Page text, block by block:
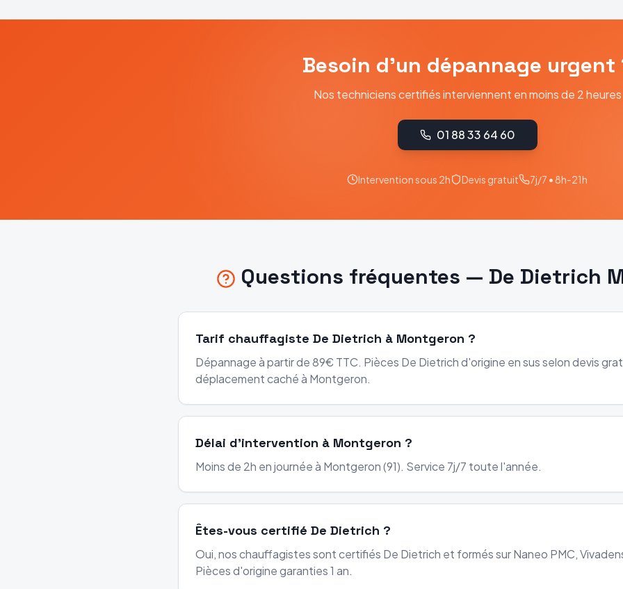
Besoin d'un dépannage urgent
Nos techniciens certifiés interviennent en moins de 2 heures
01 88 33 64 60
Intervention sous 2h Devis gratuit 7j/7 • 8h-21h
Questions fréquentes — De Dietrich
Tarif chauffagiste De Dietrich à Montgeron ?
Dépannage à partir de 89€ TTC. Pièces De Dietrich d'origine en sus selon devis
déplacement caché à Montgeron.
Délai d'intervention à Montgeron ?
Moins de 2h en journée à Montgeron (91). Service 7j/7 toute l'année.
Êtes-vous certifié De Dietrich ?
Oui, nos chauffagistes sont certifiés De Dietrich et formés sur Naneo PMC,
Pièces d'origine garanties 1 an.